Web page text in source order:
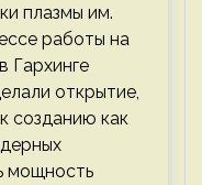
плазмы им.
работы на
Гархинге
открытие,
созданию как
мощность